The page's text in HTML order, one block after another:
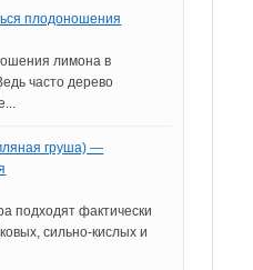
плодоношения
лимона в
часто дерево
груша) —
подходят фактически
сильно-кислых и